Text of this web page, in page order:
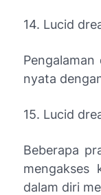
14. Lucid
nyata
15. Lucid
Beberapa
mengakses
dalam diri